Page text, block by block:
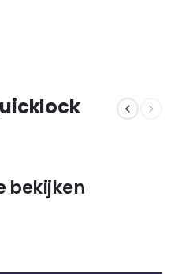
bekijken